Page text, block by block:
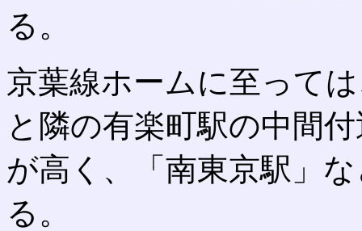
る。
京葉線ホームに至って
と隣の有楽町駅の中間
が高く、「南東京駅」
る。